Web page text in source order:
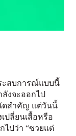
ะสบการณ์แบบนี้
งจะออกไป
ดสำคัญ แต่วันนี้
ปลี่ยนเสื้อหรือ
ไปว่า “ซวยแต่